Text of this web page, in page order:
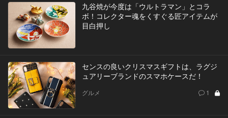
九谷焼が今度は「ウルトラマン」とコラ
ボ！コレクター魂をくすぐる匠アイテムが
目白押し
センスの良いクリスマスギフトは、ラグジ
ュアリーブランドのスマホケースだ！
グルメ 1